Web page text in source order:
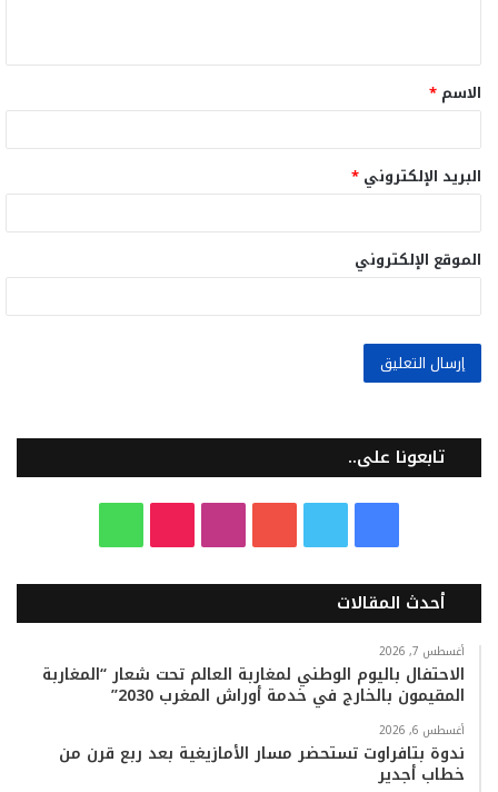
ق
*
الاسم *
البريد الإلكتروني *
الموقع الإلكتروني
تابعونا على..
س
و
ك
ي
ت
ر
ت
ي
و
ب
س
ت
ق
ر
k
o
k
ت
س
ب
أحدث المقالات
أغسطس 7, 2026
الاحتفال باليوم الوطني لمغاربة العالم تحت شعار “المغاربة
المقيمون بالخارج في خدمة أوراش المغرب 2030”
أغسطس 6, 2026
ندوة بتافراوت تستحضر مسار الأمازيغية بعد ربع قرن من
خطاب أجدير